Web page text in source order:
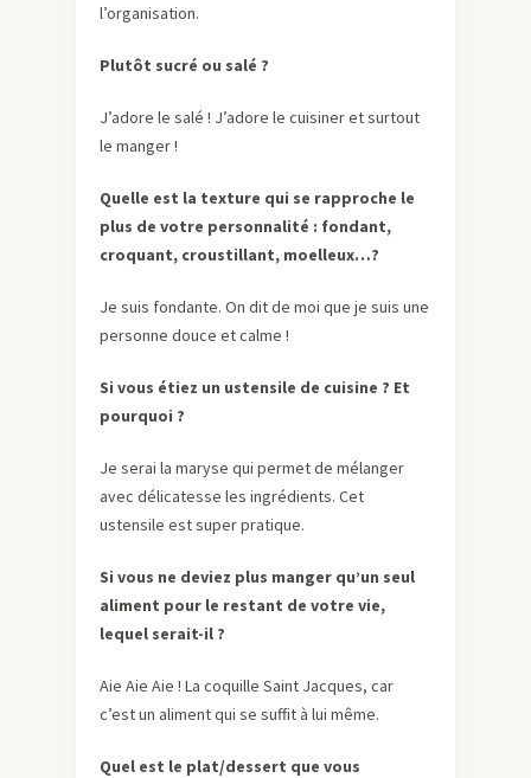
l’organisation.
Plutôt sucré ou salé ?
J’adore le salé ! J’adore le cuisiner et surtout
le manger !
Quelle est la texture qui se rapproche le
plus de votre personnalité : fondant,
croquant, croustillant, moelleux…?
Je suis fondante. On dit de moi que je suis une
personne douce et calme !
Si vous étiez un ustensile de cuisine ? Et
pourquoi ?
Je serai la maryse qui permet de mélanger
avec délicatesse les ingrédients. Cet
ustensile est super pratique.
Si vous ne deviez plus manger qu’un seul
aliment pour le restant de votre vie,
lequel serait-il ?
Aie Aie Aie ! La coquille Saint Jacques, car
c’est un aliment qui se suffit à lui même.
Quel est le plat/dessert que vous